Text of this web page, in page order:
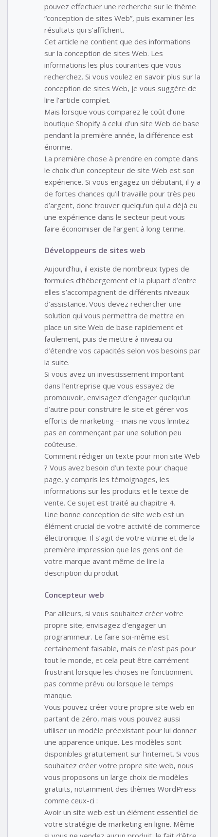
pouvez effectuer une recherche sur le thème
“conception de sites Web”, puis examiner les
résultats qui s’affichent.
Cet article ne contient que des informations
sur la conception de sites Web. Les
informations les plus courantes que vous
recherchez. Si vous voulez en savoir plus sur la
conception de sites Web, je vous suggère de
lire l’article complet.
Mais lorsque vous comparez le coût d’une
boutique Shopify à celui d’un site Web de base
pendant la première année, la différence est
énorme.
La première chose à prendre en compte dans
le choix d’un concepteur de site Web est son
expérience. Si vous engagez un débutant, il y a
de fortes chances qu’il travaille pour très peu
d’argent, donc trouver quelqu’un qui a déjà eu
une expérience dans le secteur peut vous
faire économiser de l’argent à long terme.
Développeurs de sites web
Aujourd’hui, il existe de nombreux types de
formules d’hébergement et la plupart d’entre
elles s’accompagnent de différents niveaux
d’assistance. Vous devez rechercher une
solution qui vous permettra de mettre en
place un site Web de base rapidement et
facilement, puis de mettre à niveau ou
d’étendre vos capacités selon vos besoins par
la suite.
Si vous avez un investissement important
dans l’entreprise que vous essayez de
promouvoir, envisagez d’engager quelqu’un
d’autre pour construire le site et gérer vos
efforts de marketing – mais ne vous limitez
pas en commençant par une solution peu
coûteuse.
Comment rédiger un texte pour mon site Web
? Vous avez besoin d’un texte pour chaque
page, y compris les témoignages, les
informations sur les produits et le texte de
vente. Ce sujet est traité au chapitre 4.
Une bonne conception de site web est un
élément crucial de votre activité de commerce
électronique. Il s’agit de votre vitrine et de la
première impression que les gens ont de
votre marque avant même de lire la
description du produit.
Concepteur web
Par ailleurs, si vous souhaitez créer votre
propre site, envisagez d’engager un
programmeur. Le faire soi-même est
certainement faisable, mais ce n’est pas pour
tout le monde, et cela peut être carrément
frustrant lorsque les choses ne fonctionnent
pas comme prévu ou lorsque le temps
manque.
Vous pouvez créer votre propre site web en
partant de zéro, mais vous pouvez aussi
utiliser un modèle préexistant pour lui donner
une apparence unique. Les modèles sont
disponibles gratuitement sur l’internet. Si vous
souhaitez créer votre propre site web, nous
vous proposons un large choix de modèles
gratuits, notamment des thèmes WordPress
comme ceux-ci :
Avoir un site web est un élément essentiel de
votre stratégie de marketing en ligne. Même